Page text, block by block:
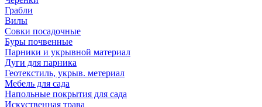
Грабли
Вилы
Совки посадочные
Буры почвенные
Парники и укрывной материал
Дуги для парника
Геотекстиль, укрыв. метериал
Мебель для сада
Напольные покрытия для сада
Искуственная трава